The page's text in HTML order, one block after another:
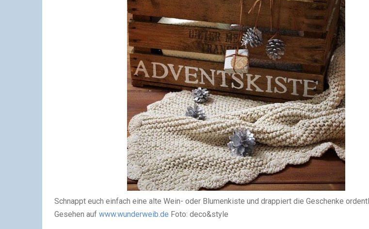
Schnappt euch einfach eine alte Wein- oder Blumenkiste und drappiert die Geschenke
Gesehen auf www.wunderweib.de Foto: deco&style